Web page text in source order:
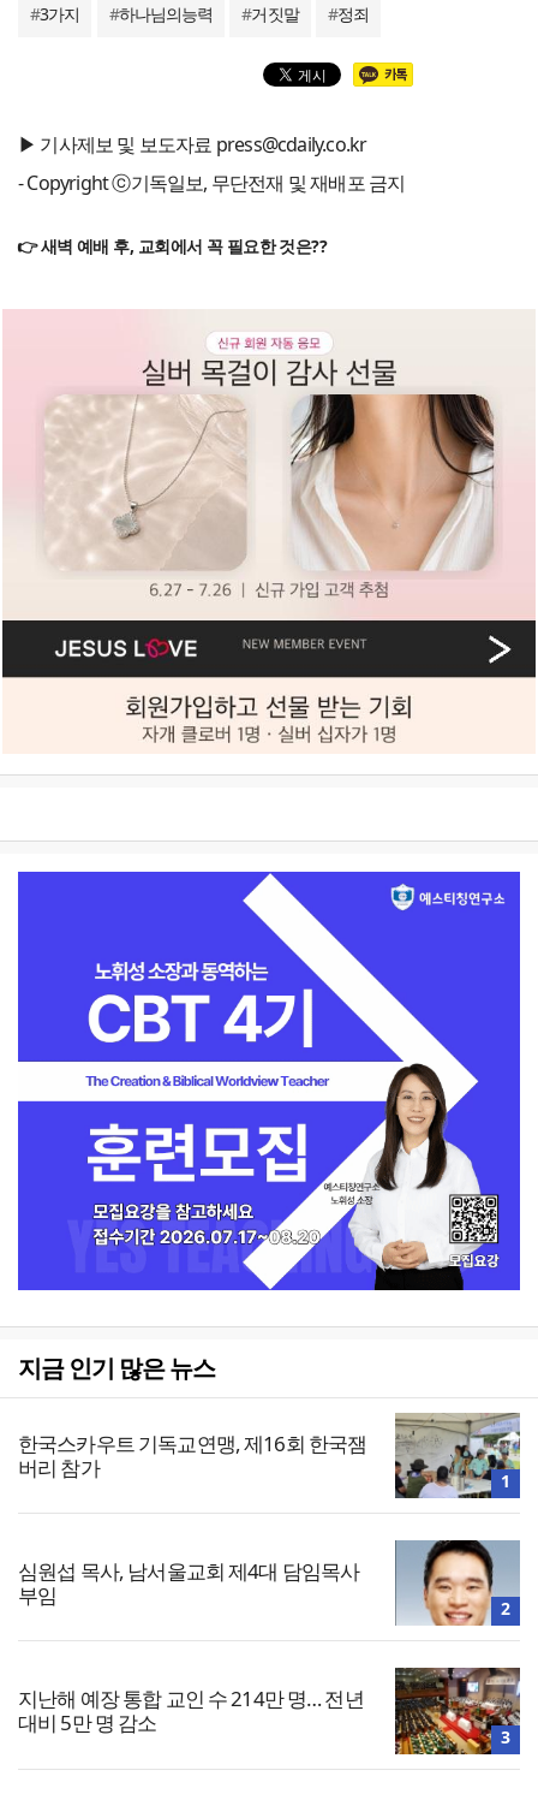
#3가지 #하나님의능력 #거짓말 #정죄
▶ 기사제보 및 보도자료 press@cdaily.co.kr
- Copyright ⓒ기독일보, 무단전재 및 재배포 금지
👉 새벽 예배 후, 교회에서 꼭 필요한 것은??
지금 인기 많은 뉴스
한국스카우트 기독교연맹, 제16회 한국잼
버리 참가
1
심원섭 목사, 남서울교회 제4대 담임목사
부임
2
지난해 예장 통합 교인 수 214만 명… 전년
대비 5만 명 감소
3